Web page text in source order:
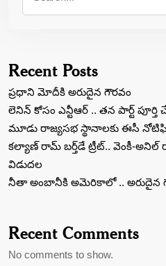
Recent Posts
ప్రధాని మోదీకి అరుదైన గౌరవం
లెనిన్‌ కోసం ఎన్టీఆర్‌ .. తన పార్ట్‌ పూర్తి
మూడు రాజ్యసభ స్థానాలకు ఈసీ
కల్యాణ్ రామ్ బ‌ర్త్‌డే ట్రీట్‌.. వెంకీ-అనిల్
విడుద‌ల‌
నీతా అంబానీకి అమెరికాలో .. అరుదైన
Recent Comments
No comments to show.